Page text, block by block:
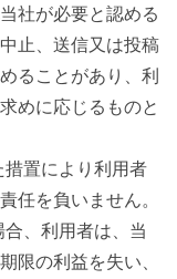
社が必要と認める
止、送信又は投稿
ることがあり、利
めに応じるものと
置により利用者
任を負いません。
、利用者は、当
限の利益を失い、